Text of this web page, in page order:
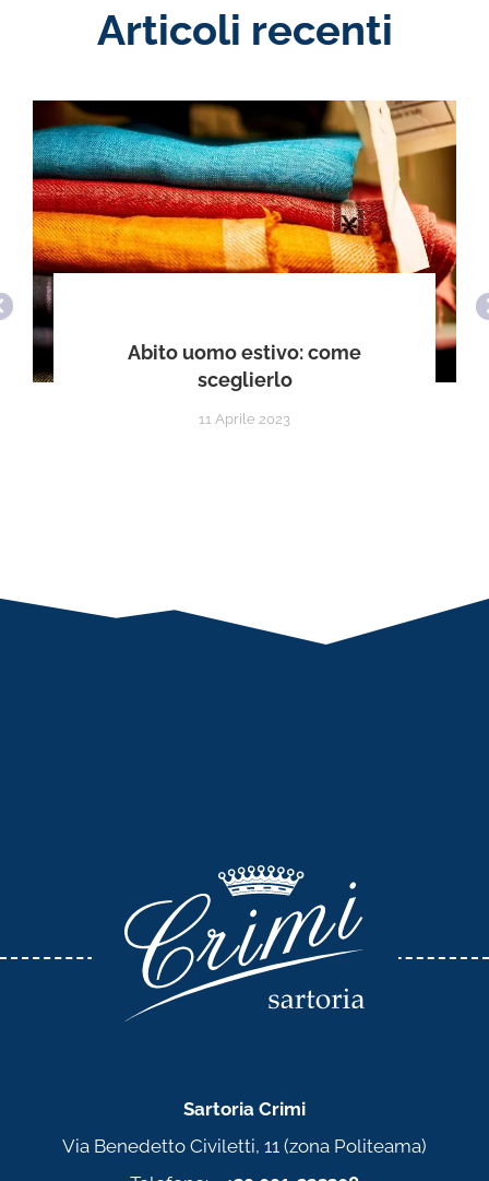
Articoli recenti
Abito uomo estivo: come
sceglierlo
11 Aprile 2023
Sartoria Crimi
Via Benedetto Civiletti, 11 (zona Politeama)